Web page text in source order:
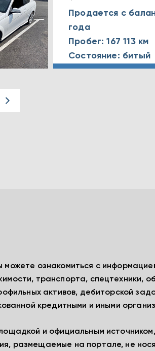
Продается с
года
Пробег: 167 113 км
Состояние: битый
можете ознакомиться с
транспорта, спецтехники,
активов, дебиторской
кредитными и иными
и официальным источником,
размещаемые на портале, не